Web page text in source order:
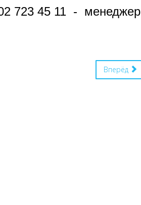
723 45 11 - менеджер
Вперёд